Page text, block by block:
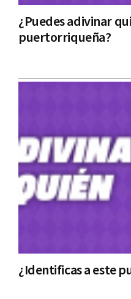
¿Puedes adivinar
puertorriqueña?
¿Identificas a este